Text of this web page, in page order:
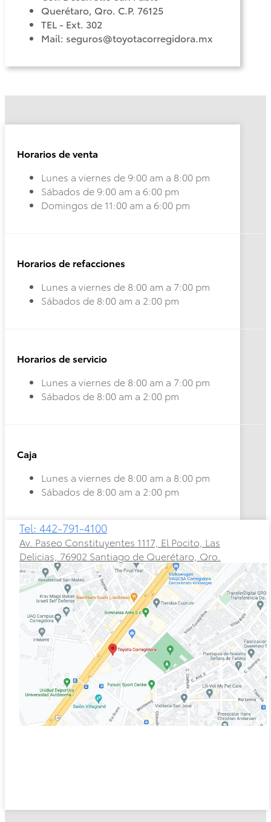
Corolla
Cross
2026
DESDE
HEV
DESDE
DESDE
2026
Querétaro, Qro. C.P. 76125
TEL - Ext. 302
Mail: seguros@toyotacorregidora.mx
Horarios de venta
Lunes a viernes de 9:00 am a 8:00 pm
Sábados de 9:00 am a 6:00 pm
Domingos de 11:00 am a 6:00 pm
Horarios de refacciones
Lunes a viernes de 8:00 am a 7:00 pm
Sábados de 8:00 am a 2:00 pm
Horarios de servicio
Lunes a viernes de 8:00 am a 7:00 pm
Sábados de 8:00 am a 2:00 pm
Caja
Lunes a viernes de 8:00 am a 8:00 pm
Sábados de 8:00 am a 2:00 pm
Tel: 442-791-4100
Av. Paseo Constituyentes 1117, El Pocito, Las
Delicias, 76902 Santiago de Querétaro, Qro.